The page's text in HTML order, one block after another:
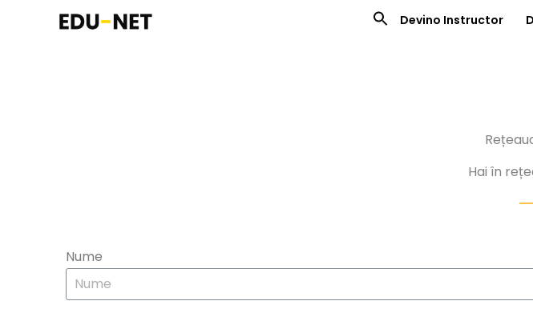
Devino Instructor
Hai în
Nume